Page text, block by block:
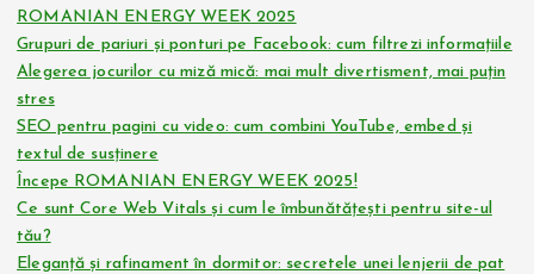
ROMANIAN ENERGY WEEK 2025
Grupuri de pariuri și ponturi pe Facebook: cum filtrezi informațiile
Alegerea jocurilor cu miză mică: mai mult divertisment, mai puțin
stres
SEO pentru pagini cu video: cum combini YouTube, embed și
textul de susținere
Începe ROMANIAN ENERGY WEEK 2025!
Ce sunt Core Web Vitals și cum le îmbunătățești pentru site-ul
tău?
Eleganță și rafinament în dormitor: secretele unei lenjerii de pat